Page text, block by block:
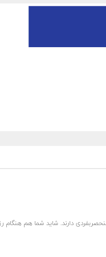
دارند. شاید شما هم هنگام